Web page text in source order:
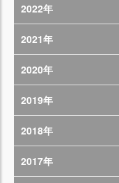
2022年
2021年
2020年
2019年
2018年
2017年